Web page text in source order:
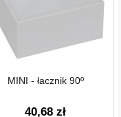
MINI - łacznik 90º
40,68 zł